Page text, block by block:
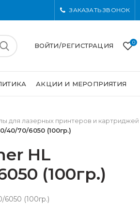
ЗАКАЗАТЬ ЗВОНОК
ВОЙТИ/РЕГИСТРАЦИЯ 0
АКЦИИ И МЕРОПРИЯТИЯ
для лазерных принтеров и картриджей
40/70/6050 (100гр.)
HL
(100гр.)
(100гр.)